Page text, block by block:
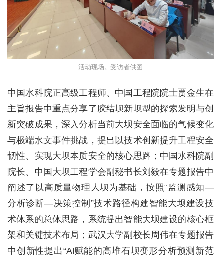
活动现场。受访者供图
中国水科院正高级工程师、中国工程院院士贾金生在
主旨报告中重点分享了胶结坝新坝型的探索发明与创
新突破成果，深入分析当前大坝安全面临的气候变化
与极端水文事件挑战，提出以技术创新提升工程安全
韧性、实现大坝本质安全的核心思路；中国水科院副
院长、中国大坝工程学会副秘书长刘毅在专题报告中
阐述了以高质量物理大坝为基础，按照“监测感知—
分析诊断—决策控制”技术路径构建智能大坝建设技
术体系的总体思路，系统提出智能大坝建设的核心框
架和关键技术布局；武汉大学副校长周伟在专题报告
中创新性提出“AI赋能的高堆石坝变形分析预测新范